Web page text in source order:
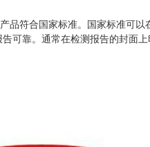
品符合国家标准。国家标准可
可靠。通常在检测报告的封面